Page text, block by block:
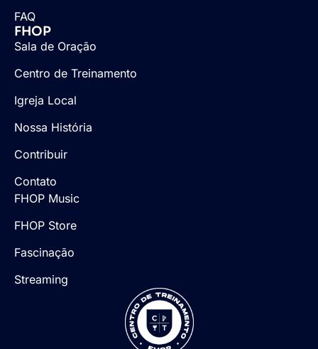
FAQ
FHOP
Sala de Oração
Centro de Treinamento
Igreja Local
Nossa História
Contribuir
Contato
FHOP Music
FHOP Store
Fascinação
Streaming